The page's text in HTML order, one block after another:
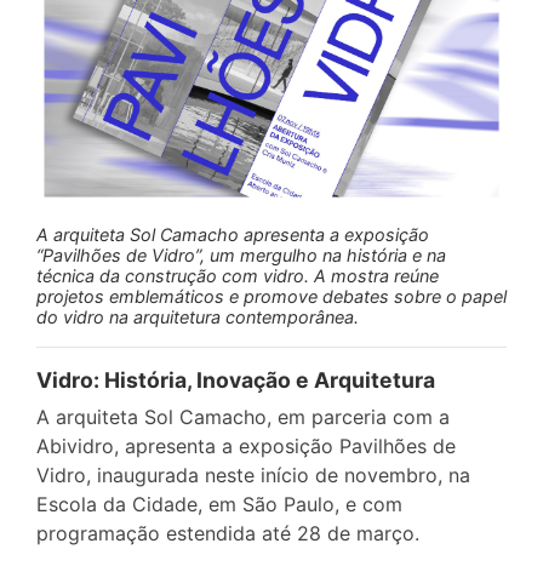
A arquiteta Sol Camacho apresenta a exposição
“Pavilhões de Vidro”, um mergulho na história e na
técnica da construção com vidro. A mostra reúne
projetos emblemáticos e promove debates sobre o papel
do vidro na arquitetura contemporânea.
Vidro: História, Inovação e Arquitetura
A arquiteta Sol Camacho, em parceria com a
Abividro, apresenta a exposição Pavilhões de
Vidro, inaugurada neste início de novembro, na
Escola da Cidade, em São Paulo, e com
programação estendida até 28 de março.